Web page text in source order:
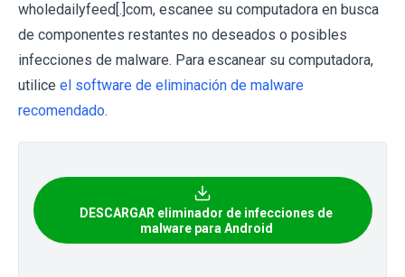
wholedailyfeed[.]com, escanee su computadora en busca
de componentes restantes no deseados o posibles
infecciones de malware. Para escanear su computadora,
utilice el software de eliminación de malware
recomendado.
DESCARGAR eliminador de infecciones de
malware para Android